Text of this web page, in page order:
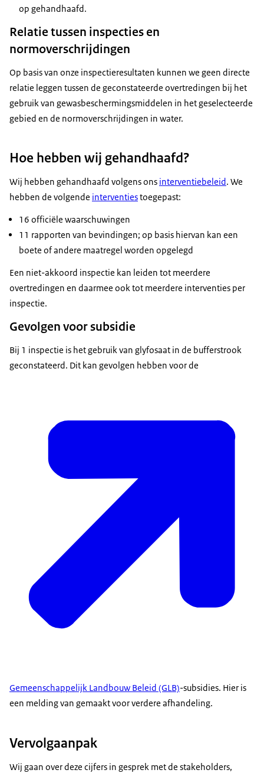
op gehandhaafd.
Relatie tussen inspecties en
normoverschrijdingen
Op basis van onze inspectieresultaten kunnen we geen directe
relatie leggen tussen de geconstateerde overtredingen bij het
gebruik van gewasbeschermingsmiddelen in het geselecteerde
gebied en de normoverschrijdingen in water.
Hoe hebben wij gehandhaafd?
Wij hebben gehandhaafd volgens ons interventiebeleid. We
hebben de volgende interventiestoegepast:
16 officiële waarschuwingen
11 rapporten van bevindingen; op basis hiervan kan een
boete of andere maatregel worden opgelegd
Een niet-akkoord inspectie kan leiden tot meerdere
overtredingen en daarmee ook tot meerdere interventies per
inspectie.
Gevolgen voor subsidie
Bij 1 inspectie is het gebruik van glyfosaat in de bufferstrook
geconstateerd. Dit kan gevolgen hebben voor de
Gemeenschappelijk Landbouw Beleid (GLB)-subsidies. Hier is
een melding van gemaakt voor verdere afhandeling.
Vervolgaanpak
Wij gaan over deze cijfers in gesprek met de stakeholders,